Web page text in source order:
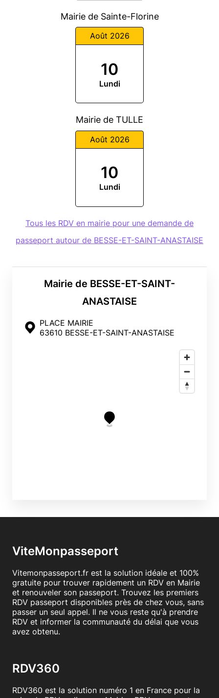
Mairie de BESSE-ET-SAINT-
ANASTAISE
PLACE MAIRIE
63610 BESSE-ET-SAINT-ANASTAISE
Mairie de Sainte-Florine
Août 2026
10
Lundi
Mairie de TULLE
Août 2026
10
Lundi
Tous les RDV en mairie pour une demande de
passeport autour de BESSE-ET-SAINT-ANASTAISE
ViteMonpasseport
Vitemonpasseport.fr est la solution idéale et 100%
gratuite pour trouver rapidement un RDV en Mairie
et renouveler son passeport. Trouvez les premiers
RDV passeport disponibles près de chez vous, sans
passer un seul appel. Il ne vous reste qu'à prendre
RDV et informer la communauté du délai que vous
avez obtenu.
RDV360
RDV360 est la solution numéro 1 en France pour la